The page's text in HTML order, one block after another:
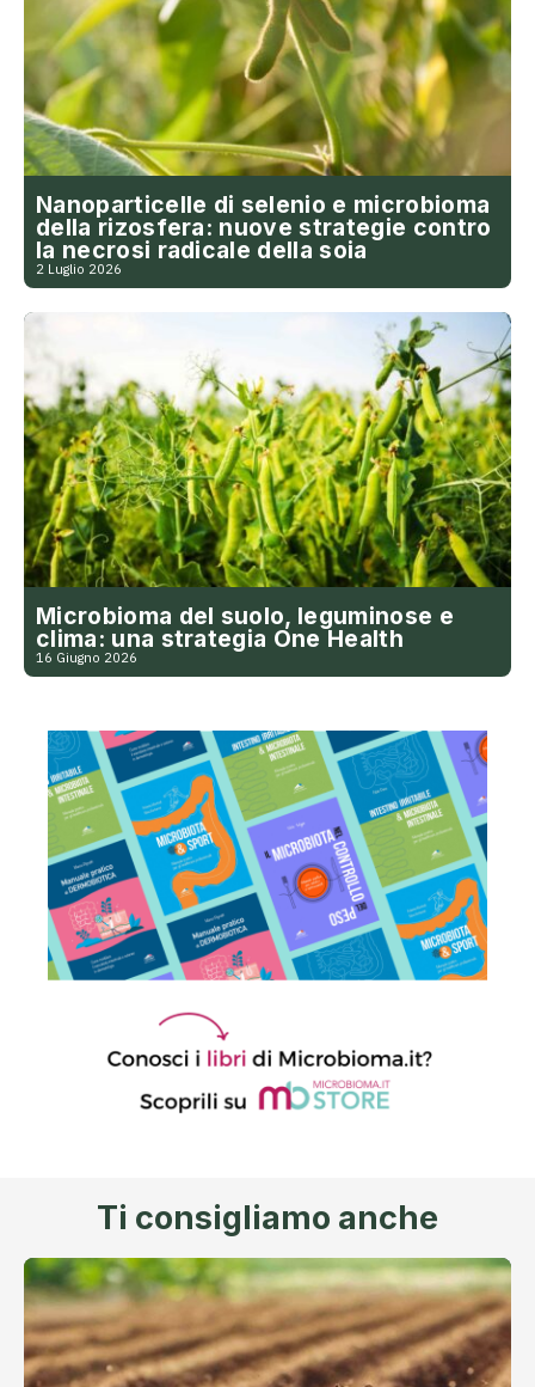
Nanoparticelle di selenio e microbioma
della rizosfera: nuove strategie contro
la necrosi radicale della soia
2 Luglio 2026
Microbioma del suolo, leguminose e
clima: una strategia One Health
16 Giugno 2026
Ti consigliamo anche